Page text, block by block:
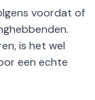
voordat of
is het wel
een echte